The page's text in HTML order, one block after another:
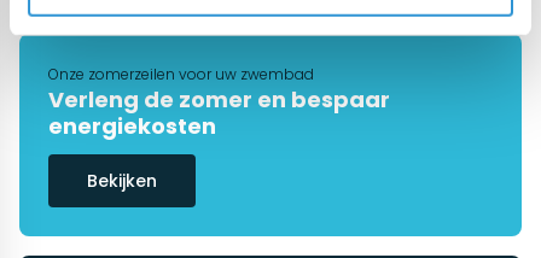
Onze zomerzeilen voor uw zwembad
Verleng de zomer en bespaar
energiekosten
Bekijken